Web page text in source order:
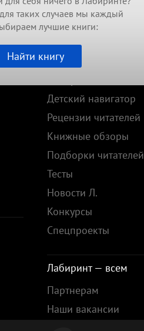
таких случаев мы каждый
лучшие книги:
Найти книгуИнтересно
Детский навигатор
Рецензии читателей
Книжные обзоры
Подборки читателей
Тесты
Новости Л.
Конкурсы
Спецпроекты
Лабиринт — всем
Партнерам
Наши вакансии